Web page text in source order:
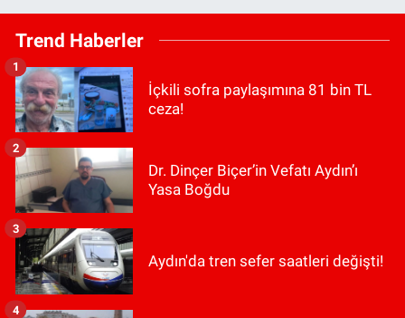
Trend Haberler
İçkili sofra paylaşımına 81 bin TL
ceza!
1
Dr. Dinçer Biçer’in Vefatı Aydın’ı
Yasa Boğdu
2
Aydın'da tren sefer saatleri değişti!
3
4